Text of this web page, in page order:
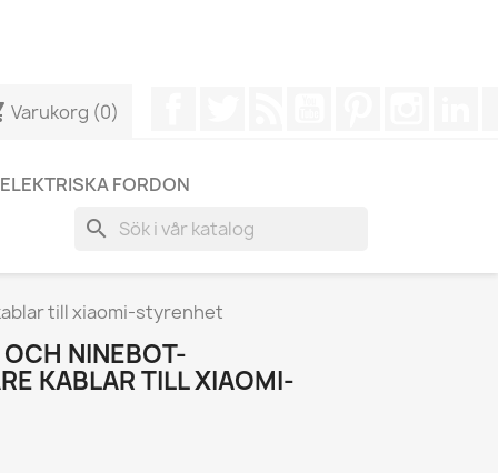
Varukorg (0)
ELEKTRISKA FORDON
search
till xiaomi-styrenhet
NINEBOT-
KABLAR TILL XIAOMI-